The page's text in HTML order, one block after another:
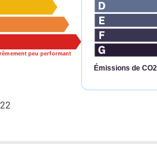
peu performant
Émissions de